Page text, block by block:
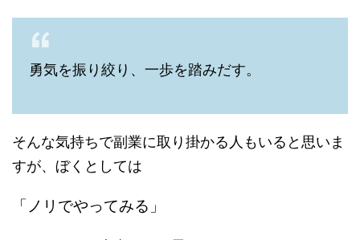
勇気を振り絞り、一歩を踏みだす。
そんな気持ちで副業に取り掛かる人もいると思いま
すが、ぼくとしては
「ノリでやってみる」